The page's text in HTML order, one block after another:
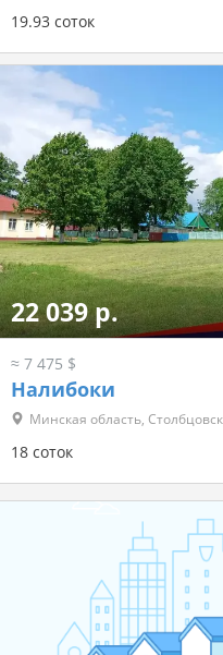
19.93 соток
22 039 р.
≈ 7 475 $
Налибоки
Минская область,
18 соток